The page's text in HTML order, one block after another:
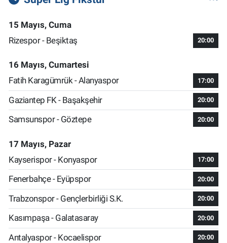
15 Mayıs, Cuma
Rizespor - Beşiktaş
20:00
16 Mayıs, Cumartesi
Fatih Karagümrük - Alanyaspor
17:00
Gaziantep FK - Başakşehir 20:00
Samsunspor - Göztepe 20:00
17 Mayıs, Pazar
Kayserispor - Konyaspor
17:00
Fenerbahçe - Eyüpspor 20:00
Trabzonspor - Gençlerbirliği S.K. 20:00
Kasımpaşa - Galatasaray 20:00
Antalyaspor - Kocaelispor 20:00